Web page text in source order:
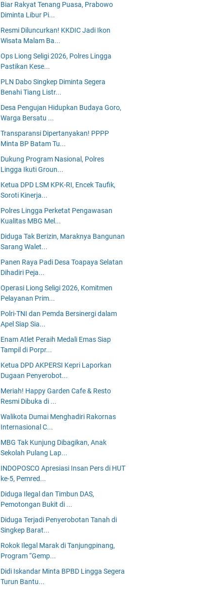
Biar Rakyat Tenang Puasa, Prabowo
Diminta Libur Pi...
Resmi Diluncurkan! KKDIC Jadi Ikon
Wisata Malam Ba...
Ops Liong Seligi 2026, Polres Lingga
Pastikan Kese...
PLN Dabo Singkep Diminta Segera
Benahi Tiang Listr...
Desa Pengujan Hidupkan Budaya Goro,
Warga Bersatu ...
Transparansi Dipertanyakan! PPPP
Minta BP Batam Tu...
Dukung Program Nasional, Polres
Lingga Ikuti Groun...
Ketua DPD LSM KPK-RI, Encek Taufik,
Soroti Kinerja...
Polres Lingga Perketat Pengawasan
Kualitas MBG Mel...
Diduga Tak Berizin, Maraknya Bangunan
Sarang Walet...
Panen Raya Padi Desa Toapaya Selatan
Dihadiri Peja...
Operasi Liong Seligi 2026, Komitmen
Pelayanan Prim...
Polri-TNI dan Pemda Bersinergi dalam
Apel Siap Sia...
Enam Atlet Peraih Medali Emas Siap
Tampil di Porpr...
Ketua DPD AKPERSI Kepri Laporkan
Dugaan Penyerobot...
Meriah! Happy Garden Cafe & Resto
Resmi Dibuka di ...
Walikota Dumai Menghadiri Rakornas
Internasional C...
MBG Tak Kunjung Dibagikan, Anak
Sekolah Pulang Lap...
INDOPOSCO Apresiasi Insan Pers di HUT
ke-5, Pemred...
Diduga Ilegal dan Timbun DAS,
Pemotongan Bukit di ...
Diduga Terjadi Penyerobotan Tanah di
Singkep Barat...
Rokok Ilegal Marak di Tanjungpinang,
Program “Gemp...
Didi Iskandar Minta BPBD Lingga Segera
Turun Bantu...